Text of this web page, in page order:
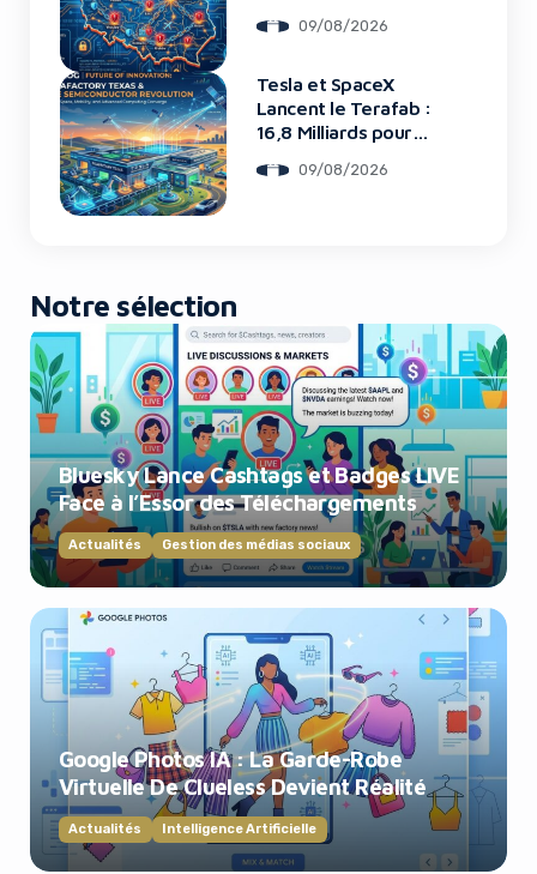
09/08/2026
Tesla et SpaceX
Lancent le Terafab :
16,8 Milliards pour
Révolutionnaire
09/08/2026
Notre sélection
Bluesky Lance Cashtags et Badges LIVE
Face à l’Essor des Téléchargements
Actualités Gestion des médias sociaux
Google Photos IA : La Garde-Robe
Virtuelle De Clueless Devient Réalité
Actualités Intelligence Artificielle